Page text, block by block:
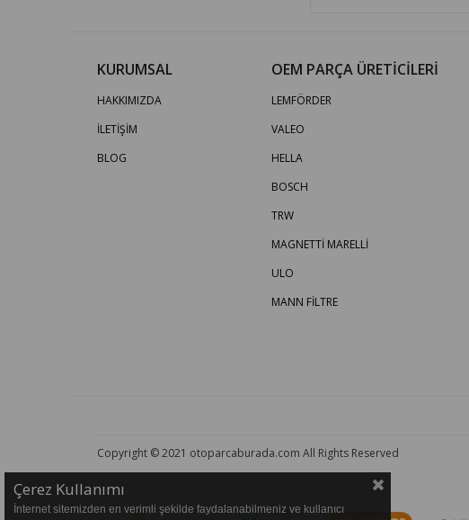
KURUMSAL
HAKKIMIZDA
İLETİŞİM
BLOG
OEM PARÇA ÜRETİCİLERİ
LEMFÖRDER
VALEO
HELLA
BOSCH
TRW
MAGNETTİ MARELLİ
ULO
MANN FİLTRE
Copyright © 2021 otoparcaburada.com All Rights Reserved
Çerez Kullanımı
İnternet sitemizden en verimli şekilde faydalanabilmeniz ve kullanıcı